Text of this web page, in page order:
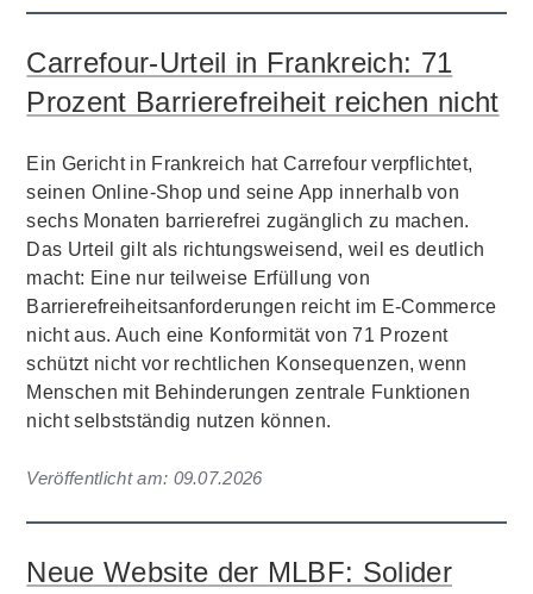
Carrefour-Urteil in Frankreich: 71
Prozent Barrierefreiheit reichen nicht
Ein Gericht in Frankreich hat Carrefour verpflichtet,
seinen Online-Shop und seine App innerhalb von
sechs Monaten barrierefrei zugänglich zu machen.
Das Urteil gilt als richtungsweisend, weil es deutlich
macht: Eine nur teilweise Erfüllung von
Barrierefreiheitsanforderungen reicht im E-Commerce
nicht aus. Auch eine Konformität von 71 Prozent
schützt nicht vor rechtlichen Konsequenzen, wenn
Menschen mit Behinderungen zentrale Funktionen
nicht selbstständig nutzen können.
Veröffentlicht am: 09.07.2026
Neue Website der MLBF: Solider